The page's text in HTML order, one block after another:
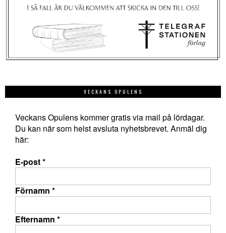
VECKANS OPULENS
Veckans Opulens kommer gratis via mail på lördagar.
Du kan när som helst avsluta nyhetsbrevet. Anmäl dig
här:
E-post*
Förnamn *
Efternamn *